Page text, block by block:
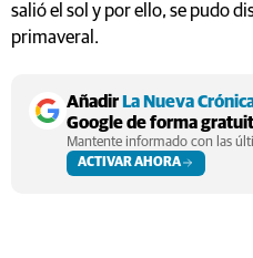
salió el sol y por ello, se pudo
primaveral.
Añadir La Nueva
Google de forma
Mantente informado con las
ACTIVAR AHORA